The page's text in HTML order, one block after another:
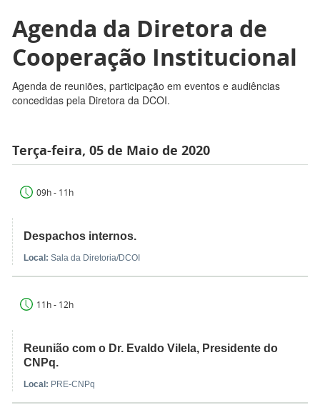
Agenda da Diretora de
Cooperação Institucional
Agenda de reuniões, participação em eventos e audiências
concedidas pela Diretora da DCOI.
Terça-feira, 05 de Maio de 2020
09h - 11h
Despachos internos.
Local: Sala da Diretoria/DCOI
11h - 12h
Reunião com o Dr. Evaldo Vilela, Presidente do
CNPq.
Local: PRE-CNPq